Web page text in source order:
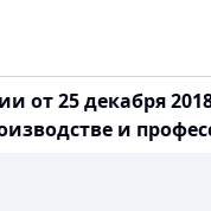
от 25 декабря
и